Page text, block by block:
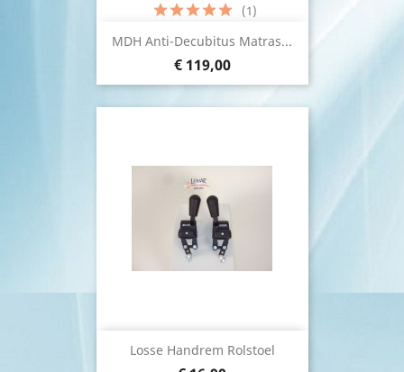
MDH Anti-Decubitus Matras...
€ 119,00
(1)
Losse Handrem Rolstoel